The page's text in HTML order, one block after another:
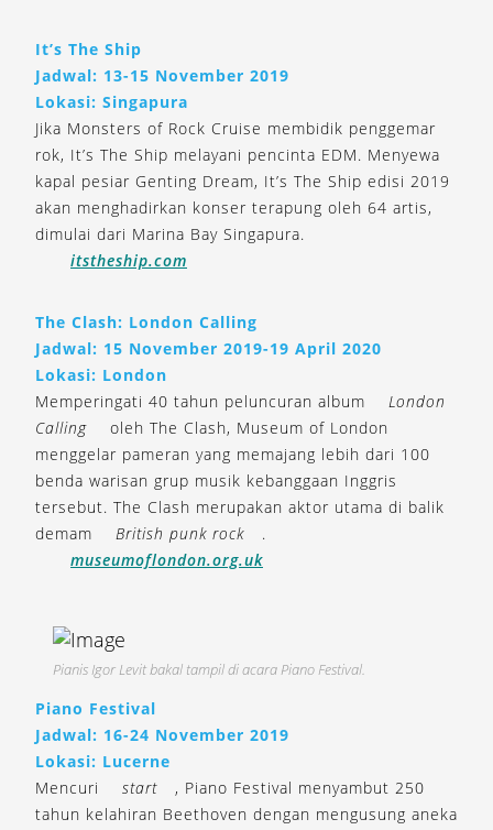
It’s The Ship
Jadwal: 13-15 November 2019
Lokasi: Singapura
Jika Monsters of Rock Cruise membidik penggemar
rok, It’s The Ship melayani pencinta EDM. Menyewa
kapal pesiar Genting Dream, It’s The Ship edisi 2019
akan menghadirkan konser terapung oleh 64 artis,
dimulai dari Marina Bay Singapura.
itstheship.com
The Clash: London Calling
Jadwal: 15 November 2019-19 April 2020
Lokasi: London
Memperingati 40 tahun peluncuran album
London
Calling
oleh The Clash, Museum of London
menggelar pameran yang memajang lebih dari 100
benda warisan grup musik kebanggaan Inggris
tersebut. The Clash merupakan aktor utama di balik
demam
British punk rock
.
museumoflondon.org.uk
Pianis Igor Levit bakal tampil di acara Piano Festival.
Piano Festival
Jadwal: 16-24 November 2019
Lokasi: Lucerne
Mencuri
start
, Piano Festival menyambut 250
tahun kelahiran Beethoven dengan mengusung aneka